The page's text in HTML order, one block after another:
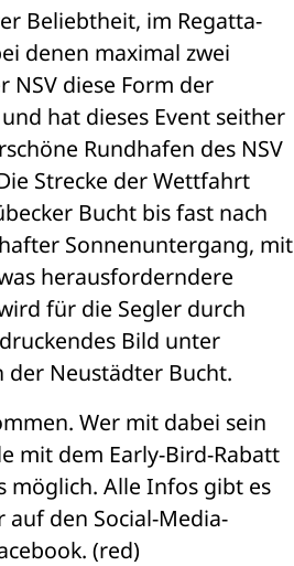
Beliebtheit, im Regatta-
denen maximal zwei
diese Form der
hat dieses Event seither
Rundhafen des NSV
Strecke der Wettfahrt
Bucht bis fast nach
Sonnenuntergang, mit
herausforderndere
für die Segler durch
Bild unter
Neustädter Bucht.
Wer mit dabei sein
mit dem Early-Bird-Rabatt
möglich. Alle Infos gibt es
den Social-Media-
(red)